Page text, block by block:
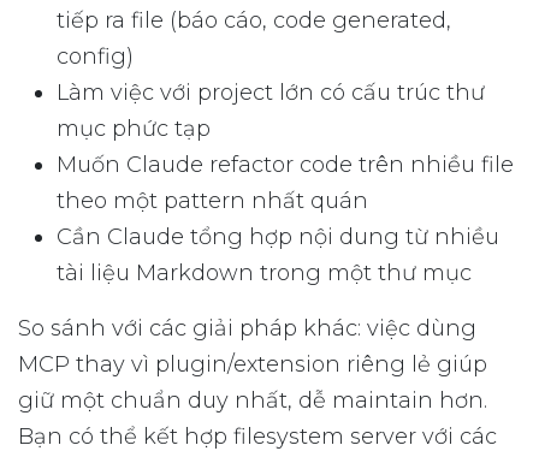
tiếp ra file (báo cáo, code generated,
config)
Làm việc với project lớn có cấu trúc thư
mục phức tạp
Muốn Claude refactor code trên nhiều file
theo một pattern nhất quán
Cần Claude tổng hợp nội dung từ nhiều
tài liệu Markdown trong một thư mục
So sánh với các giải pháp khác: việc dùng
MCP thay vì plugin/extension riêng lẻ giúp
giữ một chuẩn duy nhất, dễ maintain hơn.
Bạn có thể kết hợp filesystem server với các